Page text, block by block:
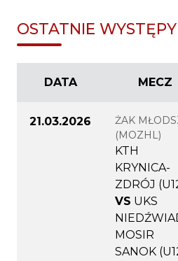
OSTATNIE WYSTĘPY
DATA MECZ
21.03.2026
ŻAK
(MOZHL)
KTH
KRYNICA-
ZDRÓJ
VS UKS
MOSIR
SANOK